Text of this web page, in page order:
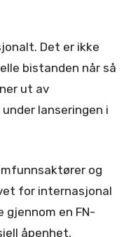
Det er ikke
bistanden når så
ut av
lanseringen i
og
for internasjonal
gjennom en FN-
åpenhet.